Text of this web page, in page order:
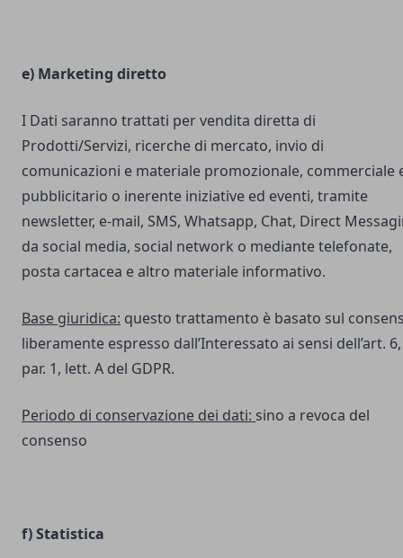
e) Marketing diretto
I Dati saranno trattati per vendita diretta di
Prodotti/Servizi, ricerche di mercato, invio di
comunicazioni e materiale promozionale, commerciale
pubblicitario o inerente iniziative ed eventi, tramite
newsletter, e-mail, SMS, Whatsapp, Chat, Direct
da social media, social network o mediante telefonate,
posta cartacea e altro materiale informativo.
Base giuridica: questo trattamento è basato sul
liberamente espresso dall’Interessato ai sensi dell’art. 6,
par. 1, lett. A del GDPR.
Periodo di conservazione dei dati: sino a revoca del
consenso
f) Statistica